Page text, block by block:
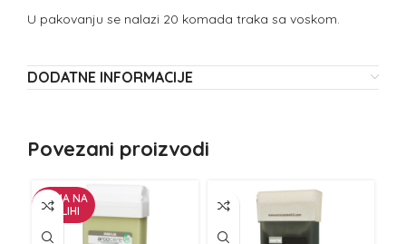
U pakovanju se nalazi 20 komada traka sa voskom.
DODATNE INFORMACIJE
Povezani proizvodi
NEMA NA
ZALIHI